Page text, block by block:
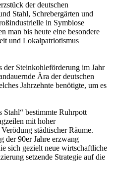
der deutschen
Stahl, Schrebergärten und
in Symbiose
man bis heute eine besondere
und Lokalpatriotismus
der Steinkohleförderung im Jahr
Ära der deutschen
Jahrzehnte benötigte, um es
Stahl“ bestimmte Ruhrpott
mit hoher
städtischer Räume.
der 90er Jahre erzwang
sich gezielt neue wirtschaftliche
setzende Strategie auf die